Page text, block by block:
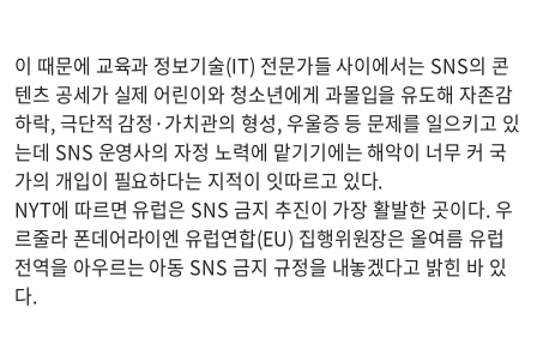
이 때문에 교육과 정보기술(IT) 전문가들 사이에서는 SNS의 콘
텐츠 공세가 실제 어린이와 청소년에게 과몰입을 유도해 자존감
하락, 극단적 감정·가치관의 형성, 우울증 등 문제를 일으키고 있
는데 SNS 운영사의 자정 노력에 맡기기에는 해악이 너무 커 국
가의 개입이 필요하다는 지적이 잇따르고 있다.
NYT에 따르면 유럽은 SNS 금지 추진이 가장 활발한 곳이다. 우
르줄라 폰데어라이엔 유럽연합(EU) 집행위원장은 올여름 유럽
전역을 아우르는 아동 SNS 금지 규정을 내놓겠다고 밝힌 바 있
다.